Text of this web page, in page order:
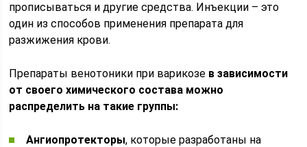
прописываться и другие средства. Инъекции – это
один из способов применения препарата для
разжижения крови.
Препараты венотоники при варикозе в зависимости
от своего химического состава можно
распределить на такие группы:
Ангиопротекторы, которые разработаны на